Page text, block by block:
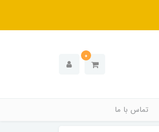
0
تماس با ما